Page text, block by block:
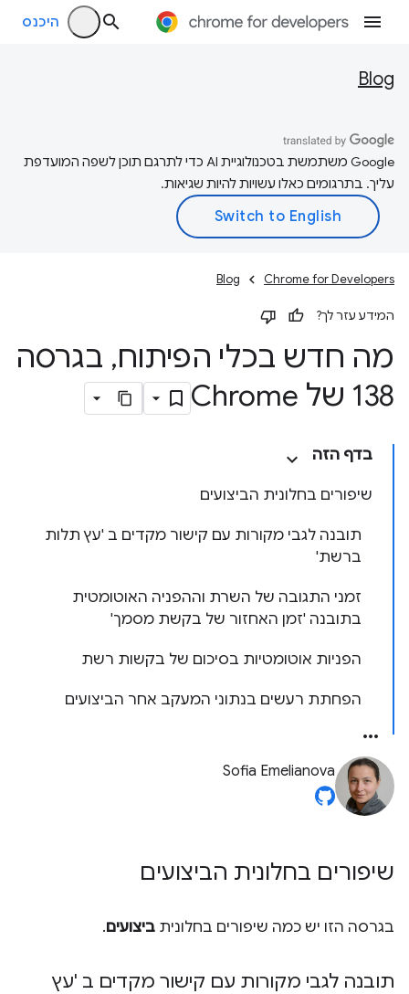
היכנס
Blog
‫Google משתמשת בטכנולוגיית AI כדי לתרגם תוכן לשפה המועדפת
עליך. בתרגומים כאלו עשויות להיות שגיאות.
Chrome for Developers
Blog
המידע עזר לך?
מה חדש בכלי הפיתוח, בגרסה
138 של Chrome
בדף הזה
שיפורים בחלונית הביצועים
תובנה לגבי מקורות עם קישור מקדים ב 'עץ תלות
ברשת'
זמני התגובה של השרת וההפניה האוטומטית
בתובנה 'זמן האחזור של בקשת מסמך'
הפניות אוטומטיות בסיכום של בקשות רשת
הפחתת רעשים בנתוני המעקב אחר הביצועים
Sofia Emelianova
שיפורים בחלונית הביצועים
בגרסה הזו יש כמה שיפורים בחלונית ביצועים.
תובנה לגבי מקורות עם קישור מקדים ב 'עץ